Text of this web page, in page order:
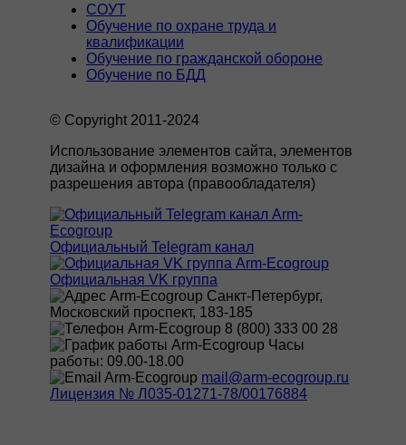
СОУТ
Обучение по охране труда и
квалификации
Обучение по гражданской обороне
Обучение по БДД
© Copyright 2011-2024
Использование элементов сайта, элементов
дизайна и оформления возможно только с
разрешения автора (правообладателя)
Официальный Telegram канал
Официальная VK группа
Санкт-Петербург,
Московский проспект, 183-185
8 (800) 333 00 28
Часы
работы: 09.00-18.00
mail@arm-ecogroup.ru
Лицензия № Л035-01271-78/00176884